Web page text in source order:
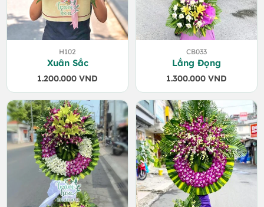
H102
Xuân Sắc
1.200.000 VND
CB033
Lắng Đọng
1.300.000 VND